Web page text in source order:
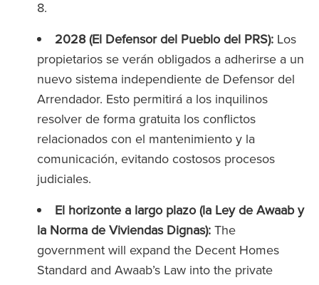
8.
2028 (El Defensor del Pueblo del PRS): Los
propietarios se verán obligados a adherirse a un
nuevo sistema independiente de Defensor del
Arrendador. Esto permitirá a los inquilinos
resolver de forma gratuita los conflictos
relacionados con el mantenimiento y la
comunicación, evitando costosos procesos
judiciales.
El horizonte a largo plazo (la Ley de Awaab y
la Norma de Viviendas Dignas): The
government will expand the Decent Homes
Standard and Awaab’s Law into the private